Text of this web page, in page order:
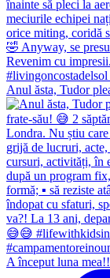
Anul ăsta, Tudor
A început luna